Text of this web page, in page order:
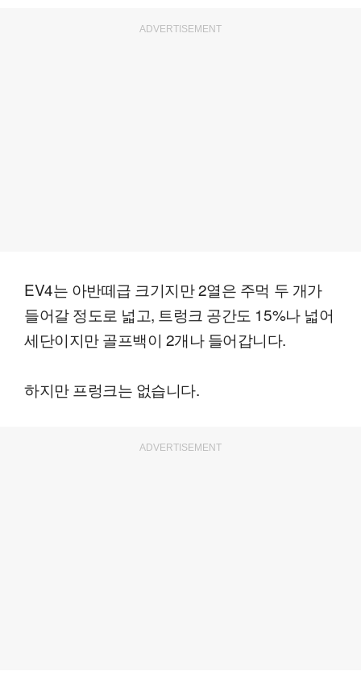
ADVERTISEMENT
EV4는 아반떼급 크기지만 2열은 주먹 두 개가
들어갈 정도로 넓고, 트렁크 공간도 15%나 넓어
세단이지만 골프백이 2개나 들어갑니다.
하지만 프렁크는 없습니다.
ADVERTISEMENT